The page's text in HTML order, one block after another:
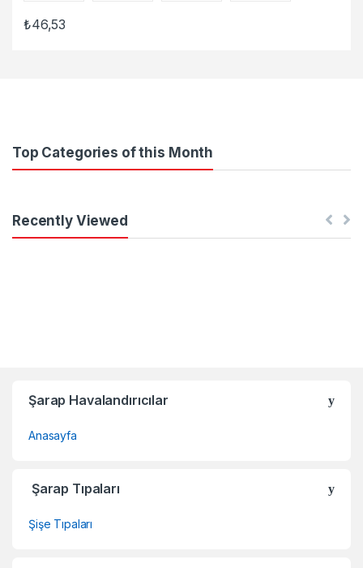
₺46,53
Top Categories of this Month
Recently Viewed
Şarap Havalandırıcılar
Anasayfa
Şarap Tıpaları
Şişe Tıpaları